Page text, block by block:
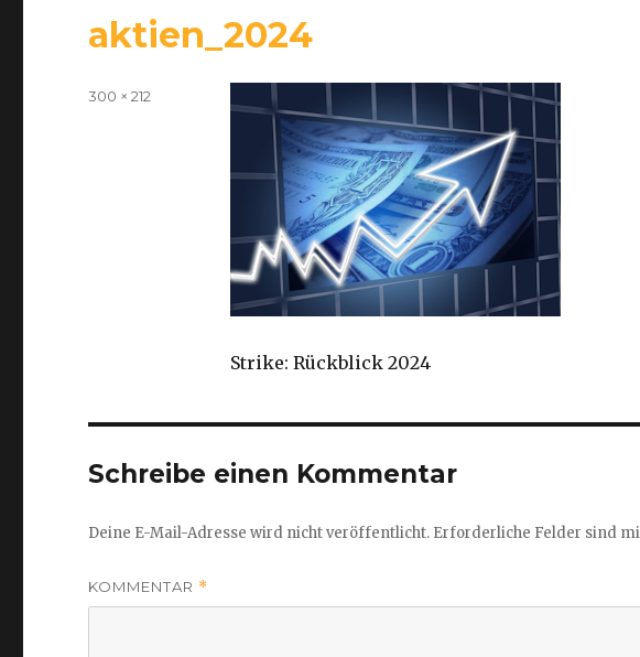
aktien_2024
Strike: Rückblick 2024
Volle
300 × 212
Schreibe einen Kommentar
Deine E-Mail-Adresse wird nicht veröffentlicht. Erforderliche Felder sind
KOMMENTAR *